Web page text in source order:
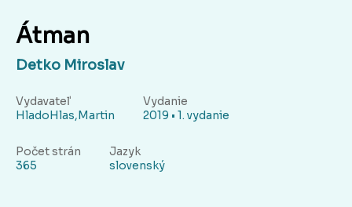
Átman
Detko Miroslav
Vydavateľ
HladoHlas,Martin
Vydanie
2019 • 1. vydanie
Počet strán
365
Jazyk
slovenský